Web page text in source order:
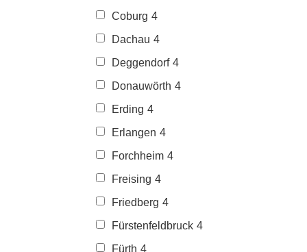
Coburg 4
Dachau 4
Deggendorf 4
Donauwörth 4
Erding 4
Erlangen 4
Forchheim 4
Freising 4
Friedberg 4
Fürstenfeldbruck 4
Fürth 4